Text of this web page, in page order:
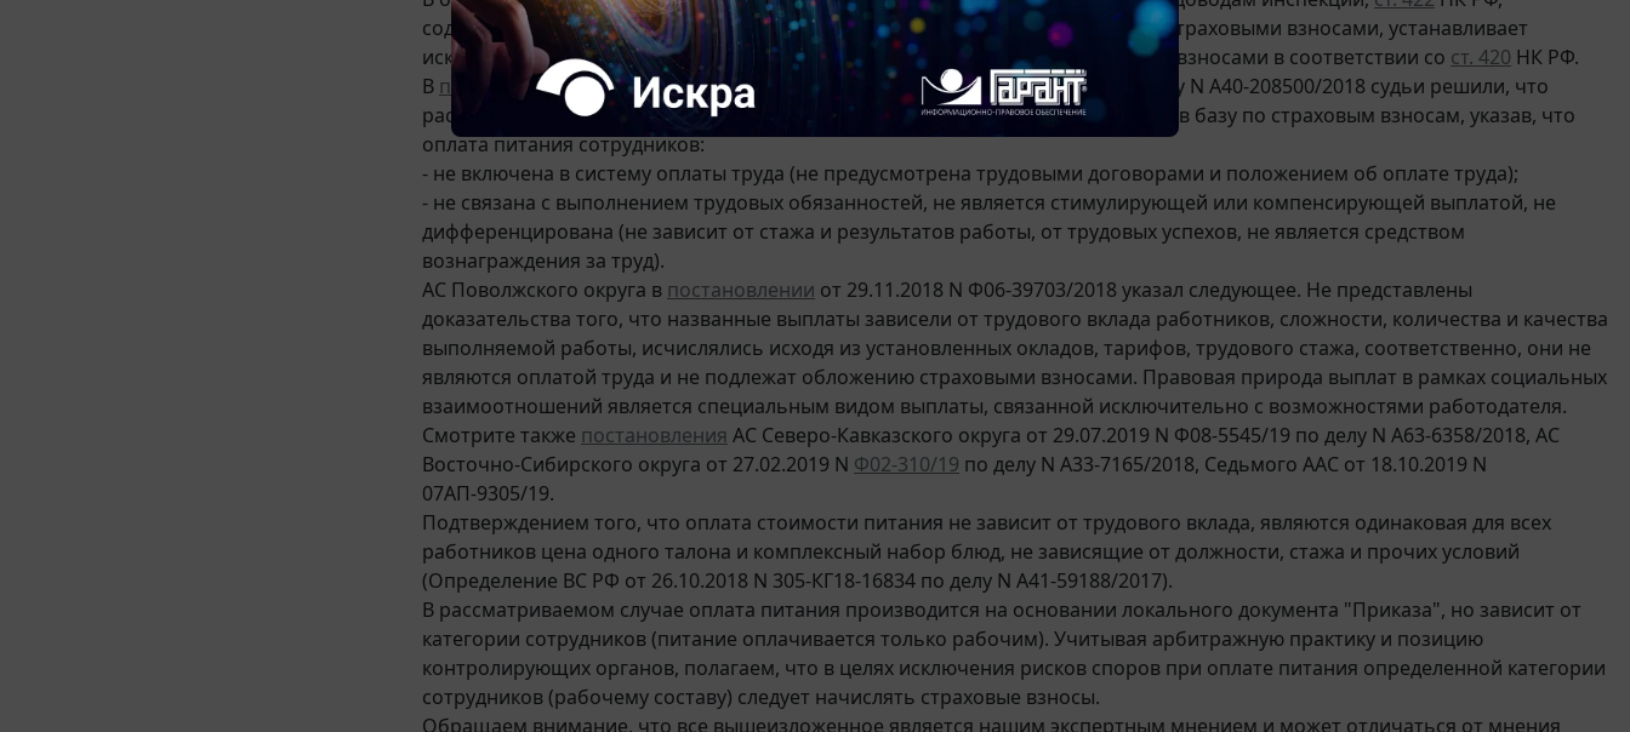
содержащая исчерпывающий перечень выплат, не подлежащих обложению страховыми взносами, устанавливает
исключения только из тех выплат, которые подлежат обложению страховыми взносами в соответствии со ст. 420 НК РФ.
В постановленииАС Московского Округа от 15.07.2019 N Ф05-9534/2019 по делу N А40-208500/2018 судьи решили, что
расходы на питание носят социальный характер, в связи с чем не включаются в базу по страховым взносам, указав, что
оплата питания сотрудников:
- не включена в систему оплаты труда (не предусмотрена трудовыми договорами и положением об оплате труда);
- не связана с выполнением трудовых обязанностей, не является стимулирующей или компенсирующей выплатой, не
дифференцирована (не зависит от стажа и результатов работы, от трудовых успехов, не является средством
вознаграждения за труд).
АС Поволжского округа в постановлении от 29.11.2018 N Ф06-39703/2018 указал следующее. Не представлены
доказательства того, что названные выплаты зависели от трудового вклада работников, сложности, количества и качества
выполняемой работы, исчислялись исходя из установленных окладов, тарифов, трудового стажа, соответственно, они не
являются оплатой труда и не подлежат обложению страховыми взносами. Правовая природа выплат в рамках социальных
взаимоотношений является специальным видом выплаты, связанной исключительно с возможностями работодателя.
Смотрите также постановления АС Северо-Кавказского округа от 29.07.2019 N Ф08-5545/19 по делу N А63-6358/2018, АС
Восточно-Сибирского округа от 27.02.2019 N Ф02-310/19 по делу N А33-7165/2018, Седьмого ААС от 18.10.2019 N
07АП-9305/19.
Подтверждением того, что оплата стоимости питания не зависит от трудового вклада, являются одинаковая для всех
работников цена одного талона и комплексный набор блюд, не зависящие от должности, стажа и прочих условий
(Определение ВС РФ от 26.10.2018 N 305-КГ18-16834 по делу N А41-59188/2017).
В рассматриваемом случае оплата питания производится на основании локального документа "Приказа", но зависит от
категории сотрудников (питание оплачивается только рабочим). Учитывая арбитражную практику и позицию
контролирующих органов, полагаем, что в целях исключения рисков споров при оплате питания определенной категории
сотрудников (рабочему составу) следует начислять страховые взносы.
Обращаем внимание, что все вышеизложенное является нашим экспертным мнением и может отличаться от мнения